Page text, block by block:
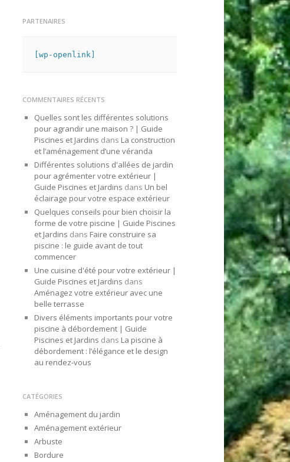
PARTENAIRES
[wp-openlink]
COMMENTAIRES RÉCENTS
Quelles sont les différentes solutions
pour agrandir une maison ? | Guide
Piscines et Jardins dans La construction
et l’aménagement d’une véranda
Différentes solutions d'allées de jardin
pour agrémenter votre extérieur |
Guide Piscines et Jardins dans Un bel
éclairage pour votre espace extérieur
Quelques conseils pour bien choisir la
forme de votre piscine | Guide Piscines
et Jardins dans Faire construire sa
piscine : le guide avant de tout
commencer
Une cuisine d'été pour votre extérieur |
Guide Piscines et Jardins dans
Aménagez votre extérieur avec une
belle terrasse
Divers éléments importants pour votre
piscine à débordement | Guide
Piscines et Jardins dans La piscine à
débordement : l’élégance et le design
au rendez-vous
CATÉGORIES
Aménagement du jardin
Aménagement extérieur
Arbuste
Bordure